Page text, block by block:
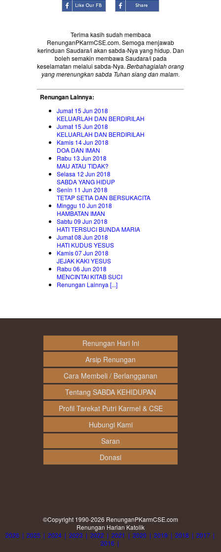
Terima kasih sudah membaca
RenunganPKarmCSE.com. Semoga menjawab
kerinduan Saudara/i akan sabda-Nya yang hidup. Dan
boleh semakin membawa Saudara/i pada
keselamatan melalui sabda-Nya. Berbahagialah orang
yang merenungkan sabda Tuhan siang dan malam.
Renungan Lainnya:
Jumat 15 Jun 2018
KELUARLAH DAN BERDIRILAH
Jumat 15 Jun 2018
KELUARLAH DAN BERDIRILAH
Kamis 14 Jun 2018
DOA DAN IMAN
Rabu 13 Jun 2018
MAU ATAU TIDAK?
Selasa 12 Jun 2018
SABDA YANG HIDUP
Senin 11 Jun 2018
TETAP SETIA DAN BERSUKACITA
Minggu 10 Jun 2018
HAMBATAN IMAN
Sabtu 09 Jun 2018
HATI TERSUCI BUNDA MARIA
Jumat 08 Jun 2018
HATI KUDUS YESUS
Kamis 07 Jun 2018
JEJAK KAKI YESUS
Rabu 06 Jun 2018
MENCINTAI KITAB SUCI
Renungan Lainnya [...]
Renungan Hari Ini
Arsip Renungan
Cara Membeli / Berlangganan
Tentang SABDA KEHIDUPAN
Profil Tarekat Putri Karmel & CSE
Hubungi Kami
Saran
Donasi
©Copyright 1990-2026 RenunganPKarmCSE.com
Renungan Harian Katolik
2026 | 2025 | 2024 | 2023 | 2022 | 2021 | 2020 | 2019 | 2018 | 2017 |
2016 |